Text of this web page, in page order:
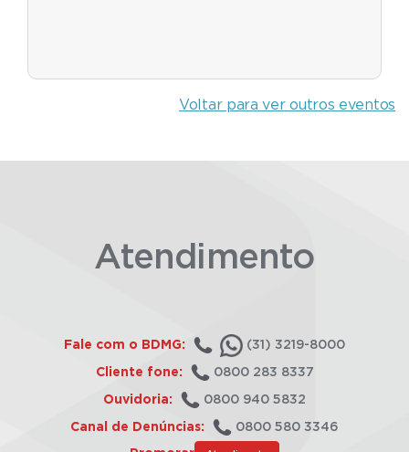
Voltar para ver outros eventos
Atendimento
Fale com o BDMG: (31) 3219-8000
Cliente fone: 0800 283 8337
Ouvidoria: 0800 940 5832
Canal de Denúncias: 0800 580 3346